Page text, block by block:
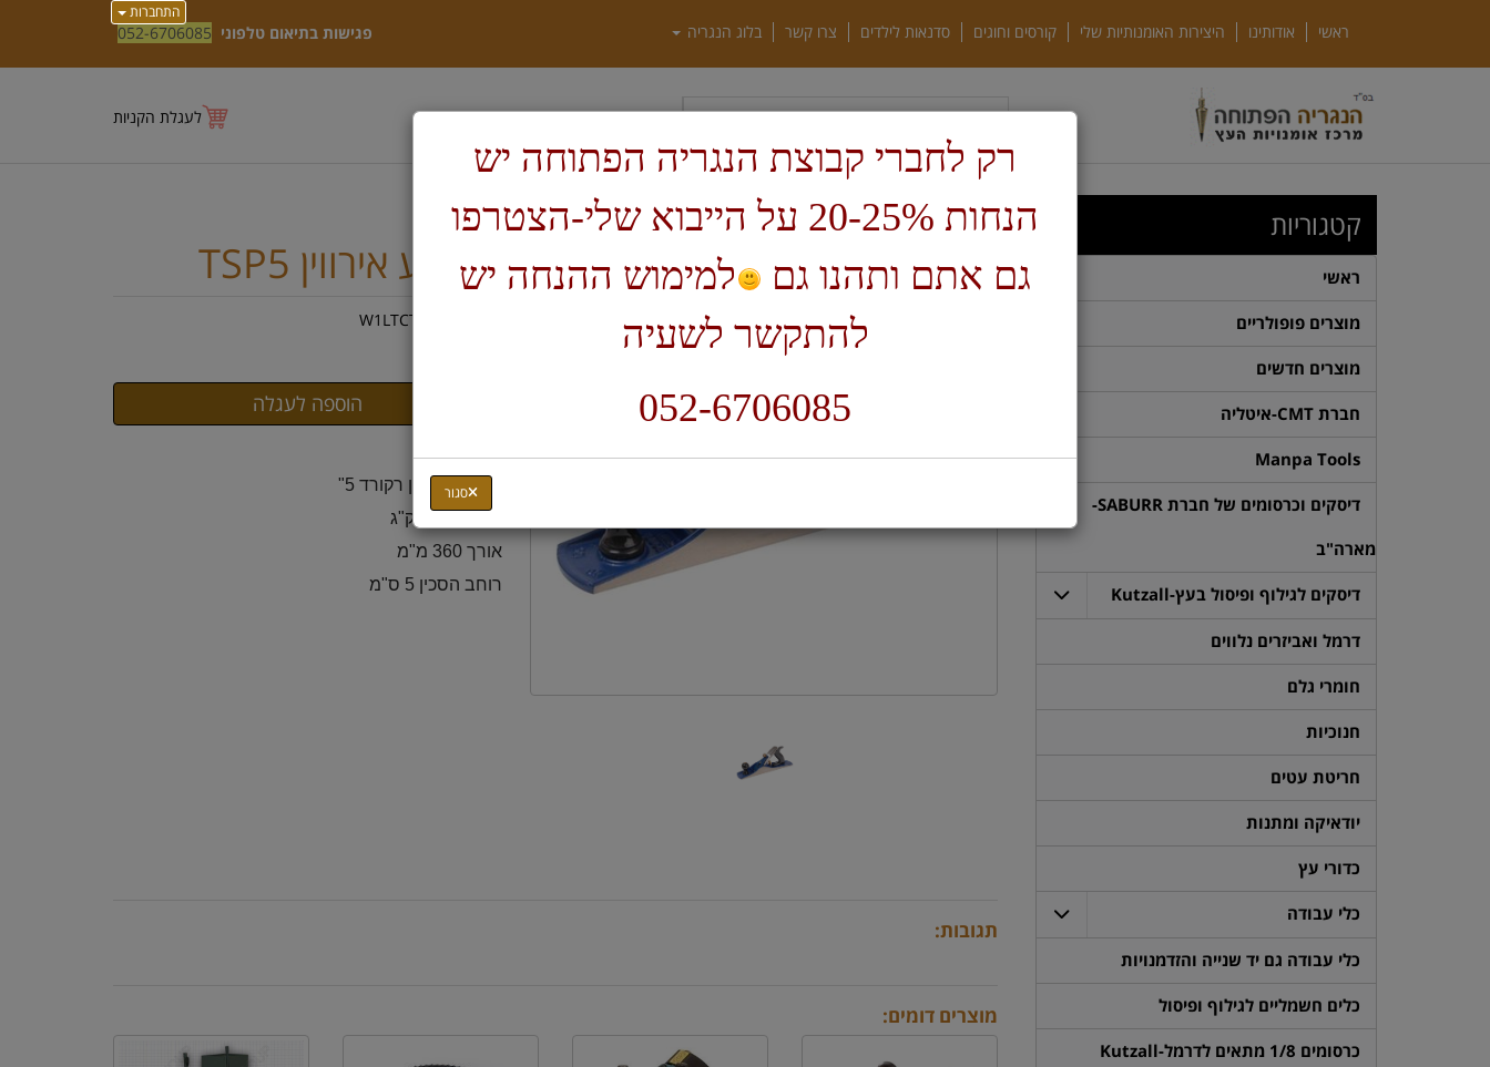
התחברות
ראשי אודותינו היצירות האומנותיות שלי קורסים וחוגים סדנאות לילדים צרו קשר בלוג הנגריה פגישות בתיאום טלפוני 052-6706085
חיפוש לעגלת הקניות
דף בית ציוד לנגרות
מקצוע אירווין TSP5
W1LTCTBZ05
מקצוע אירווין רקורד 5"
אורך 360 מ"מ
רוחב הסכין 5 ס"מ
תגובות:
מוצרים דומים:
קטגוריות
ראשי
מוצרים פופולריים
מוצרים חדשים
חברת CMT-איטליה
Manpa Tools
דיסקים וכרסומים של חברת SABURR-
מארה"ב
דיסקים לגילוף ופיסול בעץ-Kutzall
דרמל ואביזרים נלווים
חומרי גלם
חנוכיות
חריטת עטים
יודאיקה ומתנות
כדורי עץ
כלי עבודה
כלי עבודה גם יד שנייה והזדמנויות
כלים חשמליים לגילוף ופיסול
כרסומים 1/8 מתאים לדרמל-Kutzall
רק לחברי קבוצת הנגריה הפתוחה יש
הנחות 20-25% על הייבוא שלי-הצטרפו
גם אתם ותהנו גם
למימוש ההנחה יש
להתקשר לשעיה
052-6706085
סגור